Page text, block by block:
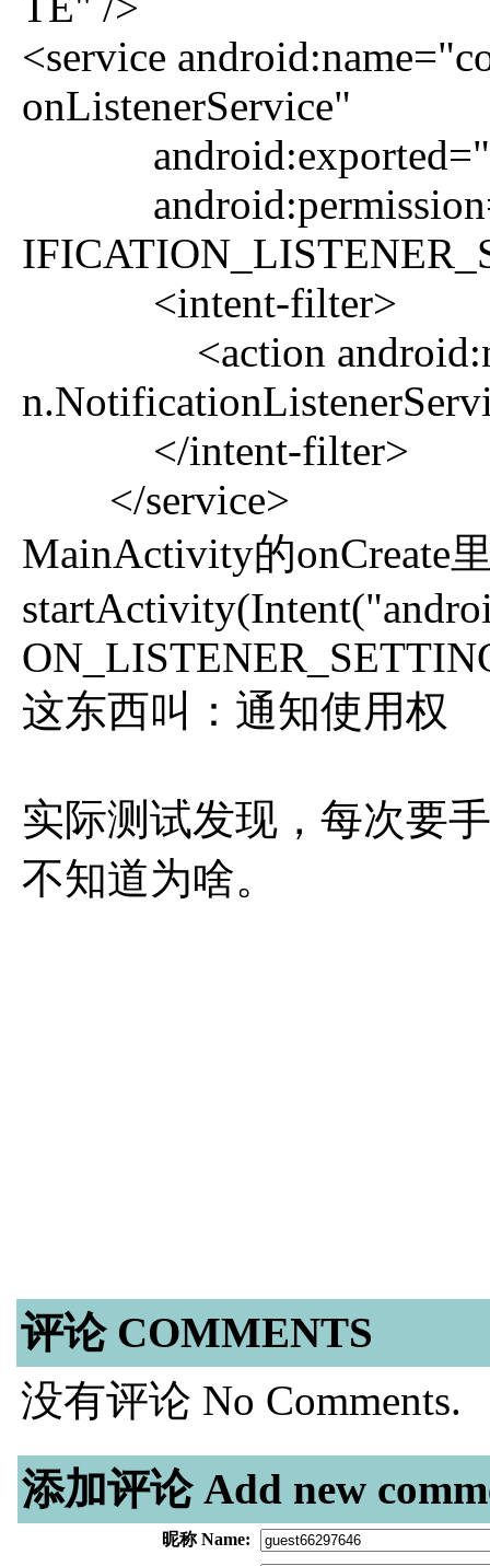
<service
onListenerService"
<intent-filter>
<action
</intent-filter>
</service>
MainActivity的onCreate
这东西叫：通知使用权
实际测试发现，每次要
不知道为啥。
评论 COMMENTS
没有评论 No Comments.
添加评论 Add new
昵称 Name: